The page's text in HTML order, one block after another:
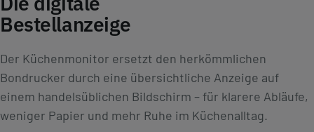
Bestellanzeige
Der Küchenmonitor ersetzt den herkömmlichen
Bondrucker durch eine übersichtliche Anzeige auf
einem handelsüblichen Bildschirm – für klarere Abläufe,
weniger Papier und mehr Ruhe im Küchenalltag.